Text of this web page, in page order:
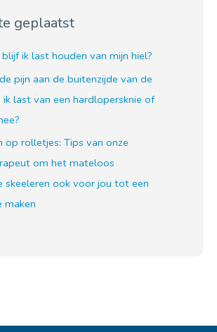
geplaatst
ik last houden van mijn hiel?
pijn aan de buitenzijde van de
ik last van een hardlopersknie of
op rolletjes: Tips van onze
om het mateloos
skeeleren ook voor jou tot een
maken